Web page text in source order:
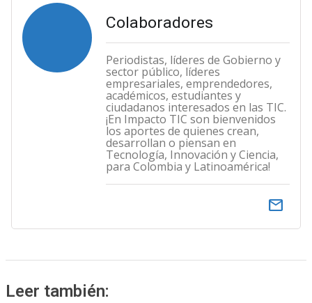
Colaboradores
Periodistas, líderes de Gobierno y
sector público, líderes
empresariales, emprendedores,
académicos, estudiantes y
ciudadanos interesados en las TIC.
¡En Impacto TIC son bienvenidos
los aportes de quienes crean,
desarrollan o piensan en
Tecnología, Innovación y Ciencia,
para Colombia y Latinoamérica!
email
Leer también: